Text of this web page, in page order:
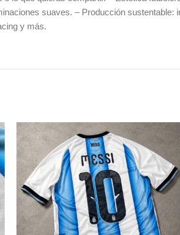
suaves. – Producción sustentable:
y más.